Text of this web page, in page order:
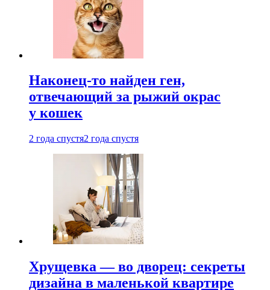
Наконец-то найден ген,
отвечающий за рыжий окрас
у кошек
2 года спустя2 года спустя
Хрущевка — во дворец: секреты
дизайна в маленькой квартире